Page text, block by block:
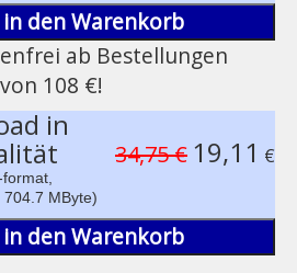
in den Warenkorb
ab Bestellungen
von 108 €!
in
MByte)
34,75 € 19,11 €
in den Warenkorb